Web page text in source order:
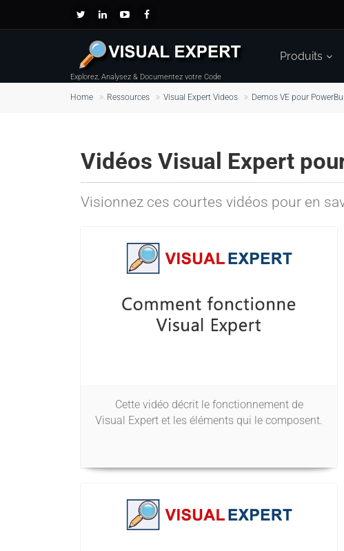
Explorez, Analysez & Documentez votre Code
Produits
Home Ressources Visual Expert Videos Demos VE pour
Vidéos Visual Expert
Visionnez ces courtes vidéos pour en
Cette vidéo décrit le fonctionnement de
Visual Expert et les éléments qui le composent.